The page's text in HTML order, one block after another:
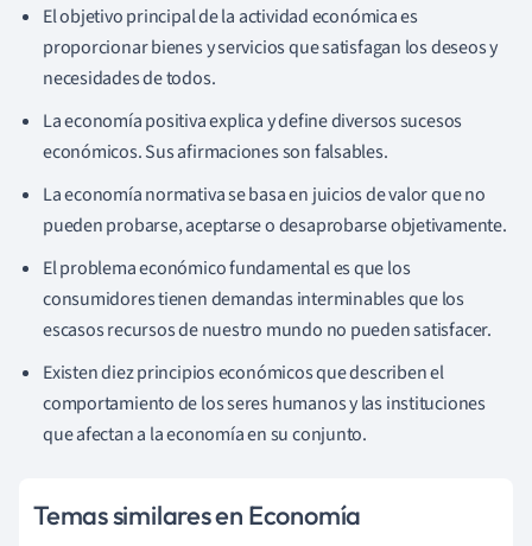
El objetivo principal de la actividad económica es
proporcionar bienes y servicios que satisfagan los deseos y
necesidades de todos.
La economía positiva explica y define diversos sucesos
económicos. Sus afirmaciones son falsables.
La economía normativa se basa en juicios de valor que no
pueden probarse, aceptarse o desaprobarse objetivamente.
El problema económico fundamental es que los
consumidores tienen demandas interminables que los
escasos recursos de nuestro mundo no pueden satisfacer.
Existen diez principios económicos que describen el
comportamiento de los seres humanos y las instituciones
que afectan a la economía en su conjunto.
Temas similares en Economía